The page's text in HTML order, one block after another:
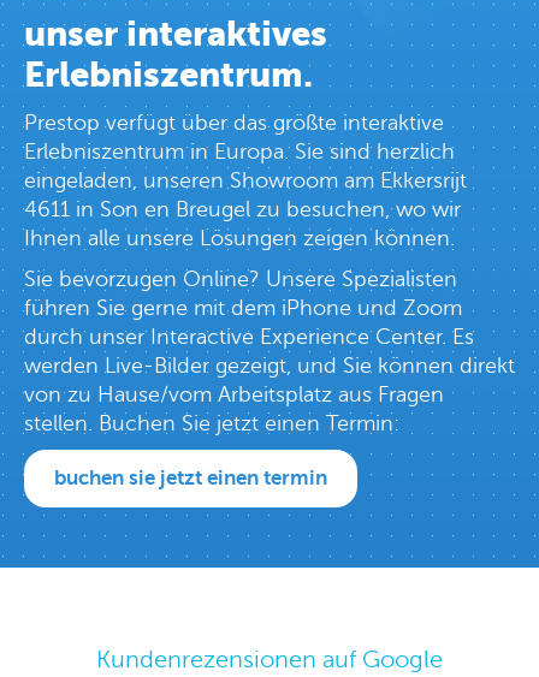
unser interaktives
Erlebniszentrum.
Prestop verfügt über das größte interaktive
Erlebniszentrum in Europa. Sie sind herzlich
eingeladen, unseren Showroom am Ekkersrijt
4611 in Son en Breugel zu besuchen, wo wir
Ihnen alle unsere Lösungen zeigen können.
Sie bevorzugen Online? Unsere Spezialisten
führen Sie gerne mit dem iPhone und Zoom
durch unser Interactive Experience Center. Es
werden Live-Bilder gezeigt, und Sie können direkt
von zu Hause/vom Arbeitsplatz aus Fragen
stellen. Buchen Sie jetzt einen Termin:
buchen sie jetzt einen termin
Kundenrezensionen auf Google